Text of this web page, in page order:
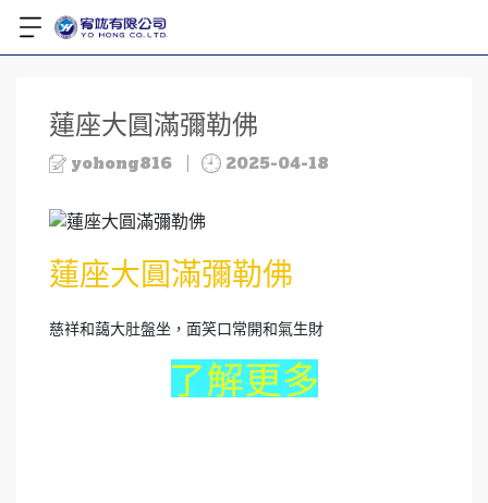
蓮座大圓滿彌勒佛
yohong816 2025-04-18
蓮座大圓滿彌勒佛
慈祥和藹大肚盤坐，面笑口常開和氣生財